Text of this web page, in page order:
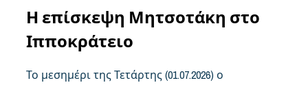
Η επίσκεψη Μητσοτάκη στο
Ιπποκράτειο
Το μεσημέρι της Τετάρτης (01.07.2026) ο